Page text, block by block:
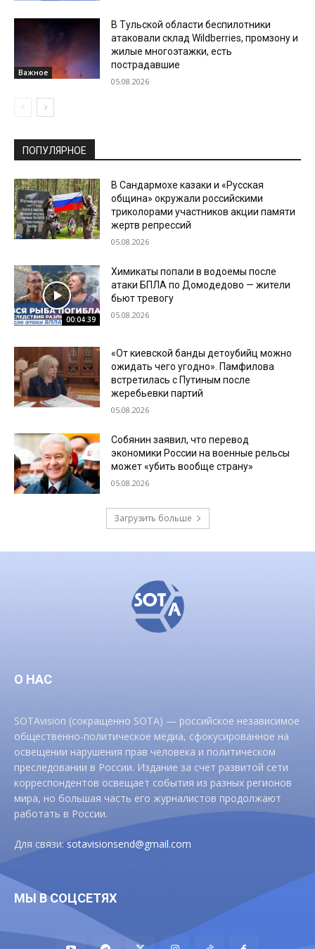
Важное
В Тульской области беспилотники
атаковали склад Wildberries, промзону и
жилые многоэтажки, есть
пострадавшие
05.08.2026
ПОПУЛЯРНОЕ
В Сандармохе казаки и «Русская
община» окружали российскими
триколорами участников акции памяти
жертв репрессий
05.08.2026
00:04:39
Химикаты попали в водоемы после
атаки БПЛА по Домодедово — жители
бьют тревогу
05.08.2026
«От киевской банды детоубийц можно
ожидать чего угодно». Памфилова
встретилась с Путиным после
жеребьевки партий
05.08.2026
Собянин заявил, что перевод
экономики России на военные рельсы
может «убить вообще страну»
05.08.2026
Загрузить больше
О НАС
SOTAvision (сокращенно SOTA) — российское независимое
общественно-политическое медиа, сфокусированное на
освещении нарушения прав человека и политическом
преследовании в России. Издание за счет развитой сети
корреспондентов освещает события из разных регионов
мира, но большая часть его журналистов продолжают
работать в России.
Для связи:sotavisionsend@gmail.com
МЫ В СОЦСЕТЯХ